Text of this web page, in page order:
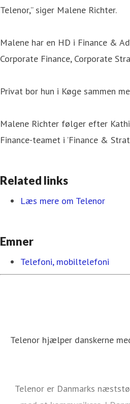
Telenor,” siger Malene Richter.
Malene har en HD i Finance &
Corporate Finance, Corporate
Privat bor hun i Køge sammen
Malene Richter følger efter
Finance-teamet i ’Finance &
Related links
Læs mere om Telenor
Emner
Telefoni, mobiltelefoni
Telenor hjælper danskerne
Telenor er Danmarks